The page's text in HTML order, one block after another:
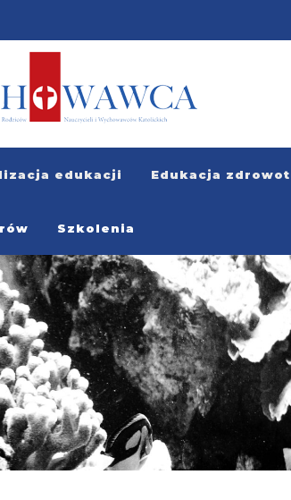
edukacji Edukacja
Szkolenia